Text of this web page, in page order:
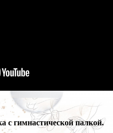
с гимнастической палкой.